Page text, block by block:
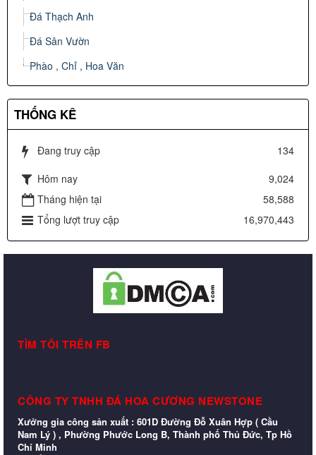
Đá Thạch Anh
Đá Sân Vườn
Phào , Chỉ , Hoa Văn
THỐNG KÊ
Đang truy cập
134
Hôm nay
9,024
Tháng hiện tại
58,588
Tổng lượt truy cập
16,970,443
TÌM TÔI TRÊN FB
CÔNG TY TNHH ĐÁ HOA CƯƠNG NEWSTONE
Xưởng gia công sản xuất : 601D Đường Đỗ Xuân Hợp ( Cầu
Nam Lý ) , Phường Phước Long B, Thành phố Thủ Đức, Tp Hồ
Chí Minh